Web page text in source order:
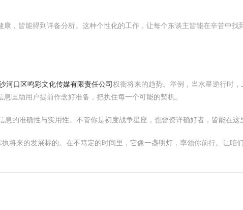
，皆能得到详备分析。这种个性化的工作，让每个东谈主皆能在辛苦中找
河口区鸣彩文化传媒有限责任公司权衡将来的趋势。举例，当水星逆行时，
匡助用户提前作念好准备，把执住每一个可能的契机。
的准确性与实用性。不管你是初度战争星座，也曾资详确好者，皆能在这
将来的发展标的。在不笃定的时间里，它像一盏明灯，率领你前行。让咱